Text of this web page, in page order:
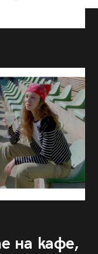
на кафе,